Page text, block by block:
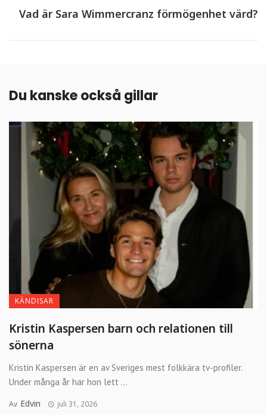
Vad är Sara Wimmercranz förmögenhet värd?
Du kanske också gillar
KÄNDISAR
Kristin Kaspersen barn och relationen till
sönerna
Kristin Kaspersen är en av Sveriges mest folkkära tv-profiler.
Under många år har hon lett ...
Av Edvin juli 31, 2026